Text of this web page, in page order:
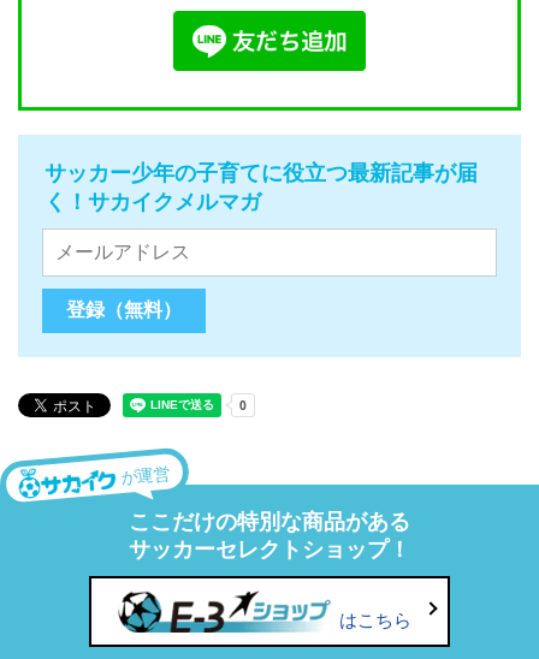
サッカー少年の子育てに役立つ最新記事が届
く！サカイクメルマガ
が運営
ここだけの特別な商品がある
サッカーセレクトショップ！
はこちら